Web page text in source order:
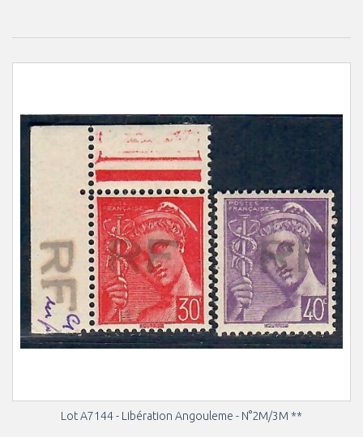
Lot A7144 - Libération Angouleme - N°2M/3M **